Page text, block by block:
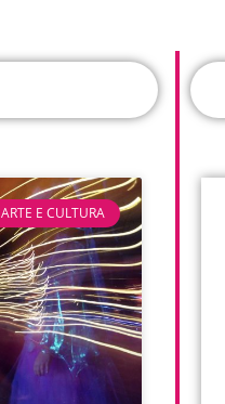
ARTE E CULTURA